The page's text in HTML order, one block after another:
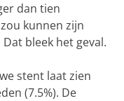
dan tien
kunnen zijn
bleek het geval.
stent laat zien
(7.5%). De